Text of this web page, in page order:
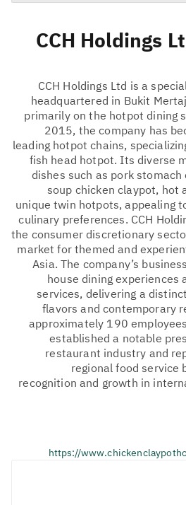
CCH Holdings
CCH Holdings Ltd is a
headquartered in Bukit
primarily on the hotpot dining
2015, the company has
leading hotpot chains,
fish head hotpot. Its diverse
dishes such as pork
soup chicken claypot, hot
unique twin hotpots, appealing
culinary preferences. CCH
the consumer discretionary
market for themed and
Asia. The company’s
house dining experiences
services, delivering a
flavors and contemporary
approximately 190
established a notable
restaurant industry and
regional food service
recognition and growth in
https://